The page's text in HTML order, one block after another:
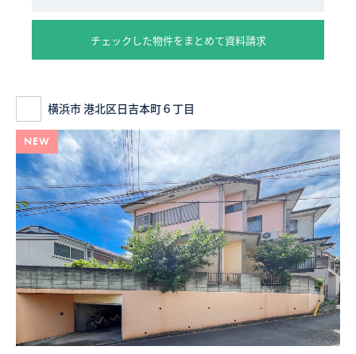
お気に入り物件一覧
サイトマップ
お気に入り物件一覧
What’s MIRAKARE
チェックした物件をまとめて資料請求
横浜市 港北区日吉本町６丁目
NEW